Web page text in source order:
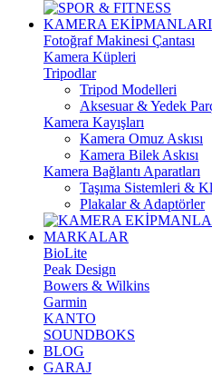
KAMERA EKİPMANLARI
Fotoğraf Makinesi Çantası
Kamera Küpleri
Tripodlar
Tripod Modelleri
Aksesuar & Yedek
Kamera Kayışları
Kamera Omuz Askısı
Kamera Bilek Askısı
Kamera Bağlantı Aparatları
Taşıma Sistemleri &
Plakalar & Adaptörler
MARKALAR
BioLite
Peak Design
Bowers & Wilkins
Garmin
KANTO
SOUNDBOKS
BLOG
GARAJ